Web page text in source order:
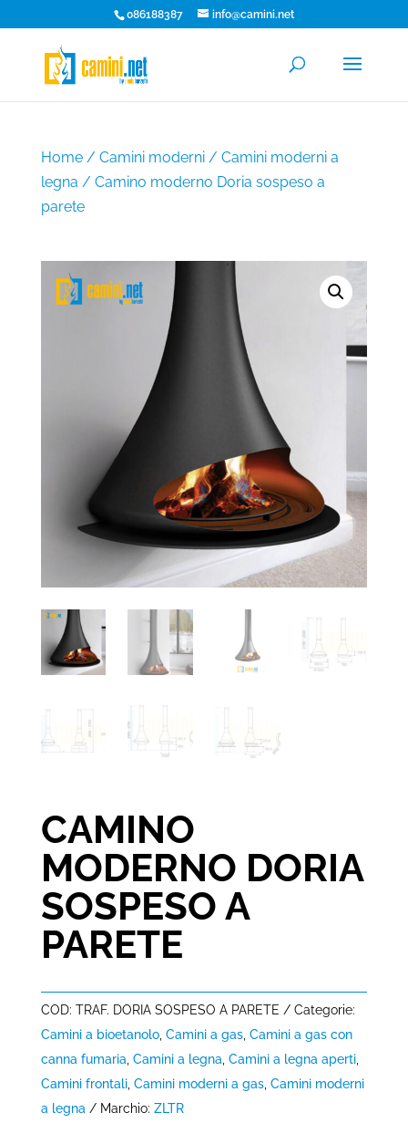
086188387 info@camini.net
Home/ Camini moderni/ Camini moderni a
legna / Camino moderno Doria sospeso a
parete
CAMINO
MODERNO DORIA
SOSPESO A
PARETE
COD: TRAF. DORIA SOSPESO A PARETE
Categorie:
Camini a bioetanolo, Camini a gas, Camini a gas con
canna fumaria, Camini a legna, Camini a legna aperti,
Camini frontali, Camini moderni a gas, Camini moderni
a legna
Marchio: ZLTR